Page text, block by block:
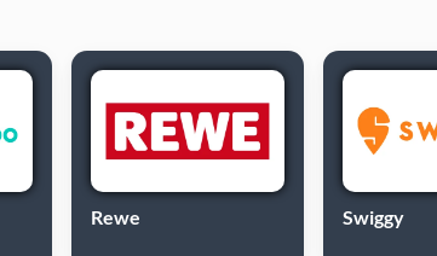
Rewe Swiggy